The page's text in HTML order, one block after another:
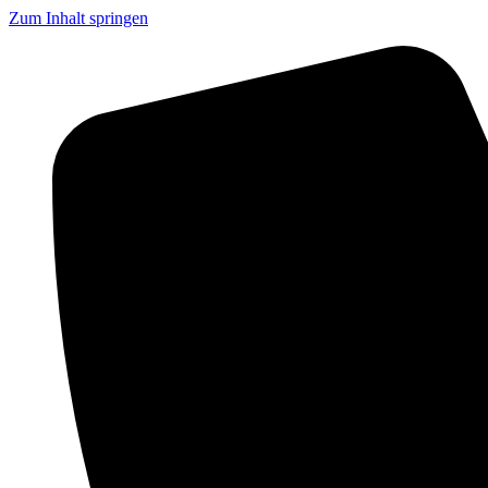
Zum Inhalt springen